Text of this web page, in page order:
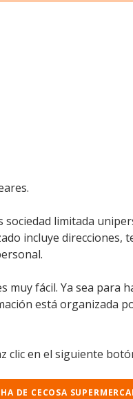
sociedad limitada
incluye
muy fácil. Ya sea
está organizada
clic en el siguiente
DE CECOSA